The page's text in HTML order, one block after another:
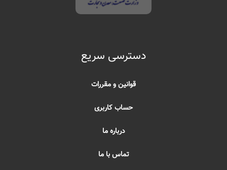
دسترسی سریع
قوانین و مقررات
حساب کاربری
درباره ما
تماس با ما